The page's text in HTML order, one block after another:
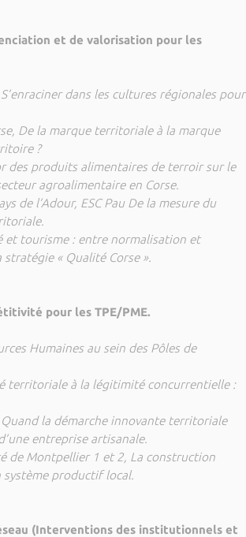
et de valorisation pour les
dans les cultures régionales pour
De la marque territoriale à la marque
?
des produits alimentaires de terroir sur le
agroalimentaire en Corse.
de l’Adour, ESC Pau De la mesure du
et tourisme : entre normalisation et
stratégie « Qualité Corse ».
pour les TPE/PME.
Humaines au sein des Pôles de
territoriale à la légitimité concurrentielle :
la démarche innovante territoriale
entreprise artisanale.
de Montpellier 1 et 2, La construction
système productif local.
(Interventions des institutionnels et